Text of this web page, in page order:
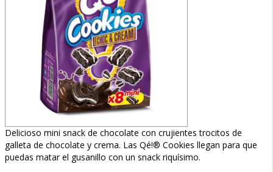
Delicioso mini snack de chocolate con crujientes trocitos de
galleta de chocolate y crema. Las Qé!® Cookies llegan para que
puedas matar el gusanillo con un snack riquísimo.